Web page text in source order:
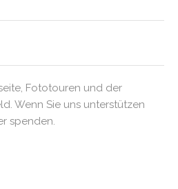
Fototouren und der
Wenn Sie uns unterstützen
spenden.